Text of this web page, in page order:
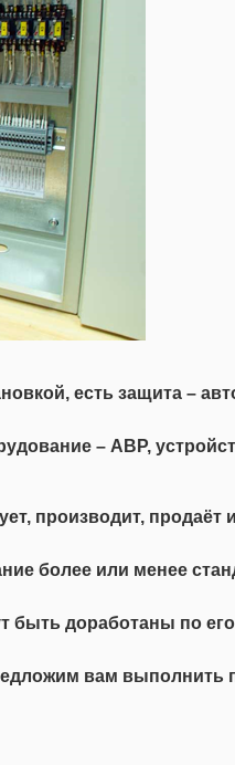
есть защита –
– АВР,
производит,
более или менее
быть доработаны по
вам выполнить